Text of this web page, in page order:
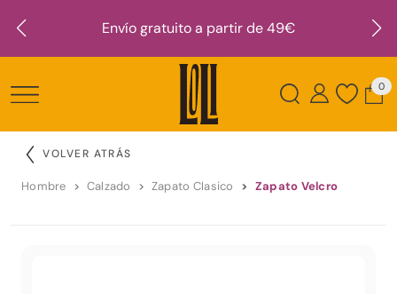
Envío gratuito a partir de 49€
0
VOLVER ATRÁS
Hombre Calzado Zapato Clasico Zapato Velcro